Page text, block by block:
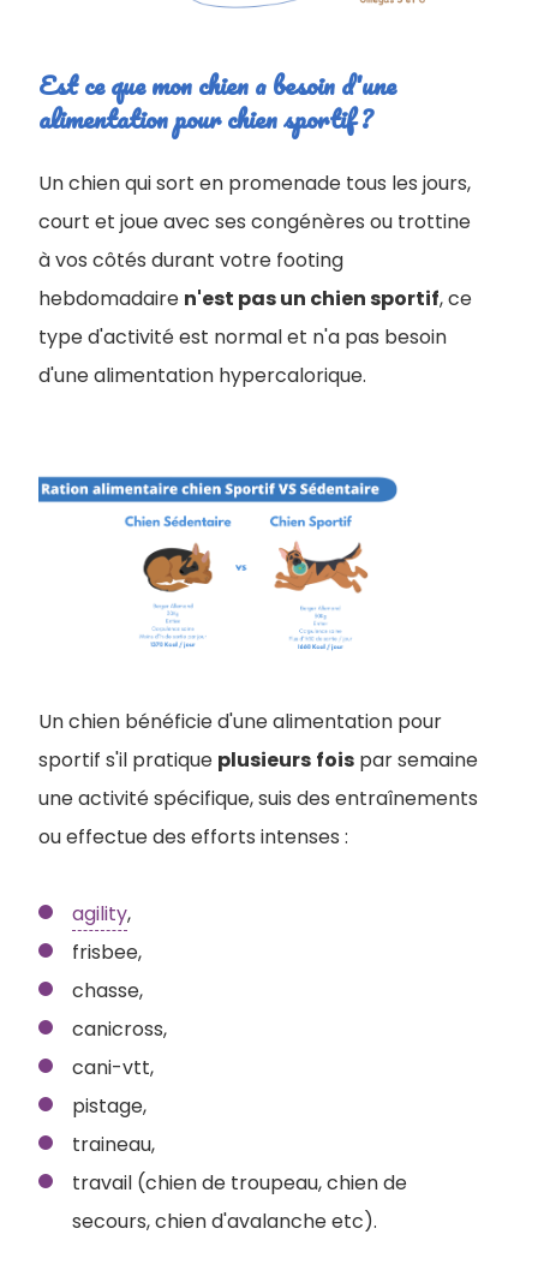
Est ce que mon chien a besoin d'une
alimentation pour chien sportif ?
Un chien qui sort en promenade tous les jours,
court et joue avec ses congénères ou trottine
à vos côtés durant votre footing
hebdomadaire n'est pas un chien sportif, ce
type d'activité est normal et n'a pas besoin
d'une alimentation hypercalorique.
Un chien bénéficie d'une alimentation pour
sportif s'il pratique plusieurs fois par semaine
une activité spécifique, suis des entraînements
ou effectue des efforts intenses :
agility,
frisbee,
chasse,
canicross,
cani-vtt,
pistage,
traineau,
travail (chien de troupeau, chien de
secours, chien d'avalanche etc).